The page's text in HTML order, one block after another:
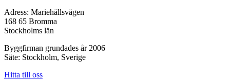
Adress: Mariehällsvägen
168 65 Bromma
Stockholms län
Byggfirman grundades år 2006
Säte: Stockholm, Sverige
Hitta till oss